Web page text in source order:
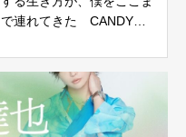
で連れてきた CANDYS